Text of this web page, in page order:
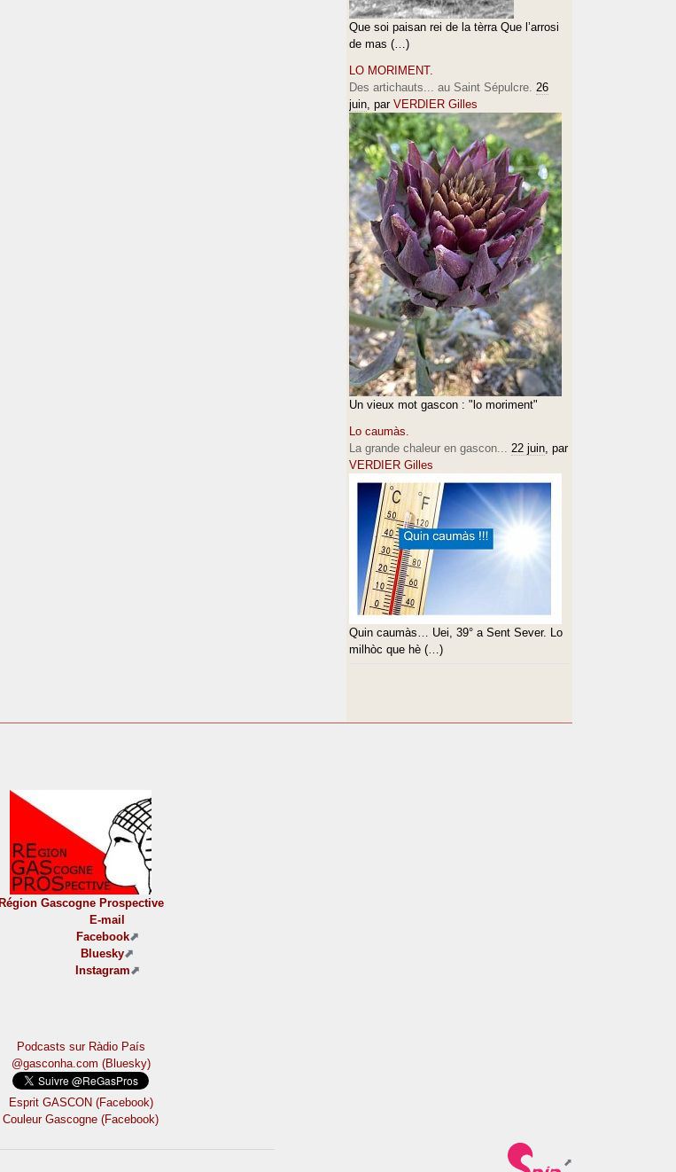
Que soi paisan rei de la tèrra Que l’arrosi
de mas (…)
LO MORIMENT.
Des artichauts... au Saint Sépulcre. 26
juin, par VERDIER Gilles
Un vieux mot gascon : "lo moriment"
Lo caumàs.
La grande chaleur en gascon... 22 juin, par
VERDIER Gilles
Quin caumàs… Uei, 39° a Sent Sever. Lo
milhòc que hè (…)
Région Gascogne Prospective
E-mail
Facebook
Bluesky
Instagram
Podcasts sur Ràdio País
@gasconha.com (Bluesky)
Esprit GASCON (Facebook)
Couleur Gascogne (Facebook)